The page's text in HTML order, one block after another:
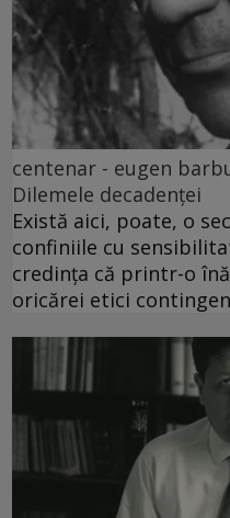
centenar - eugen
Dilemele decadenței
Există aici, poate, o
confiniile cu
credința că printr-o
oricărei etici